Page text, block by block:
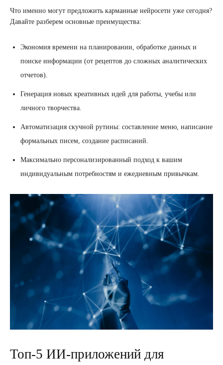
Что именно могут предложить карманные нейросети уже сегодня?
Давайте разберем основные преимущества:
Экономия времени на планировании, обработке данных и
поиске информации (от рецептов до сложных аналитических
отчетов).
Генерация новых креативных идей для работы, учебы или
личного творчества.
Автоматизация скучной рутины: составление меню, написание
формальных писем, создание расписаний.
Максимально персонализированный подход к вашим
индивидуальным потребностям и ежедневным привычкам.
Топ-5 ИИ-приложений для